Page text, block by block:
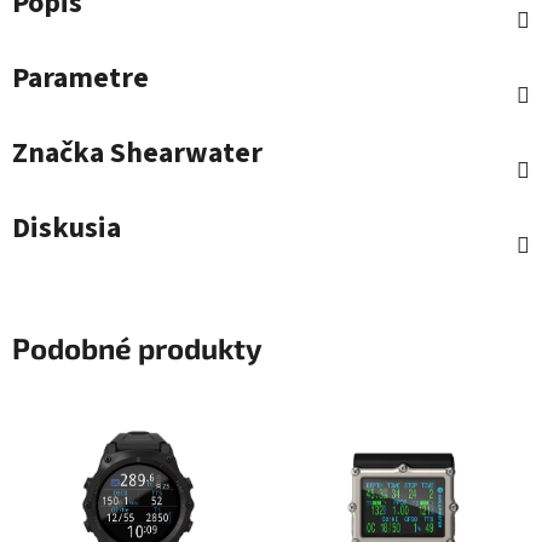
Parametre
ZnačkaShearwater
Diskusia
Podobné produkty